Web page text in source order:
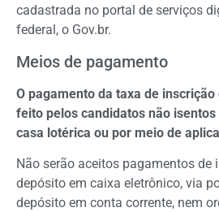
cadastrada no portal de serviços
federal, o Gov.br.
Meios de pagamento
O pagamento da taxa de
feito pelos candidatos não
casa lotérica ou por meio de
Não serão aceitos pagamentos de
depósito em caixa eletrônico, via
depósito em conta corrente, nem